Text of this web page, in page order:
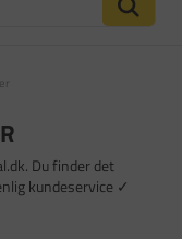
Du finder det
kundeservice ✓